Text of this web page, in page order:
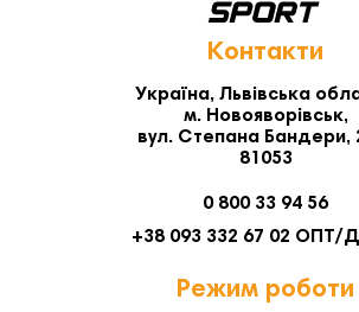
Контакти
Україна, Львівська
м. Новояворівськ,
вул. Степана Бандери,
81053
0 800 33 94 56
+38 093 332 67 02 ОПТ/
Режим роботи